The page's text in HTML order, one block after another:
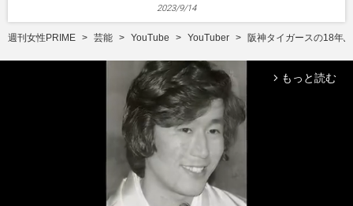
2023/9/14
週刊女性PRIME 芸能 YouTube YouTuber 阪神タイガースの18年
arrow_forward_ios もっと読む